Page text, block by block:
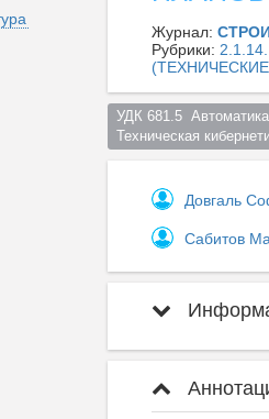
Журнал:
Рубрики:
УДК 681.5
Техническая
Довгаль
Сабитов